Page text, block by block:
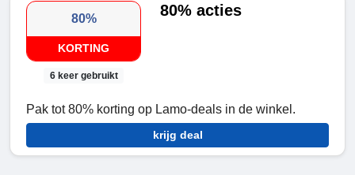
80%
KORTING
6 keer gebruikt
80% acties
Pak tot 80% korting op Lamo-deals in de winkel.
krijg deal